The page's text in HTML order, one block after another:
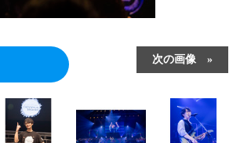
次の画像